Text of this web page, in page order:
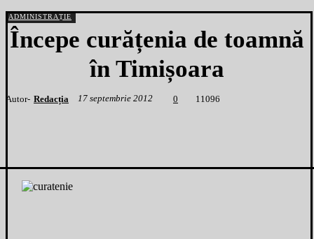
ADMINISTRAȚIE
Începe curățenia de toamnă
în Timișoara
Autor- Redacția 17 septembrie 2012 0 1 1096